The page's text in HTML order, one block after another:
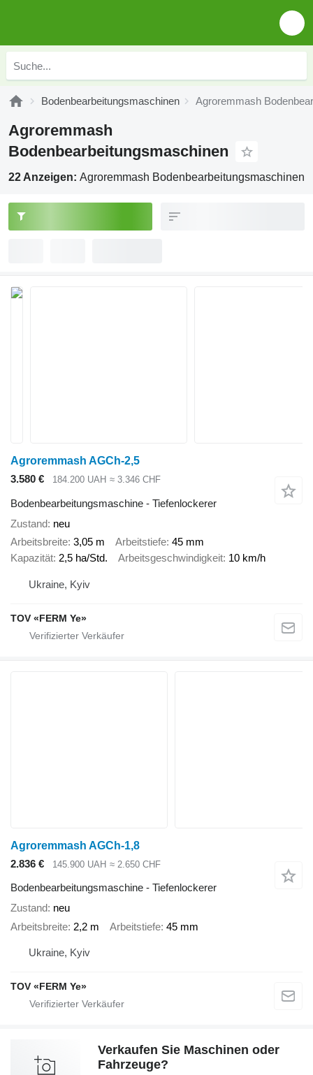
Bodenbearbeitungsmaschinen Agroremmash
Agroremmash
Bodenbearbeitungsmaschinen
22 Anzeigen: Agroremmash Bodenbearbeitungsmaschinen
Agroremmash AGCh-2,5
3.580 €
184.200 UAH ≈ 3.346 CHF
Bodenbearbeitungsmaschine - Tiefenlockerer
Zustand neu
Arbeitsbreite 3,05 m Arbeitstiefe 45 mm
Kapazität 2,5 ha/Std. Arbeitsgeschwindigkeit 10 km/h
Ukraine, Kyiv
TOV «FERM Ye»
Agroremmash AGCh-1,8
2.836 €
145.900 UAH ≈ 2.650 CHF
Bodenbearbeitungsmaschine - Tiefenlockerer
Zustand neu
Arbeitsbreite 2,2 m Arbeitstiefe 45 mm
Ukraine, Kyiv
TOV «FERM Ye»
Verkaufen Sie Maschinen oder
Fahrzeuge?